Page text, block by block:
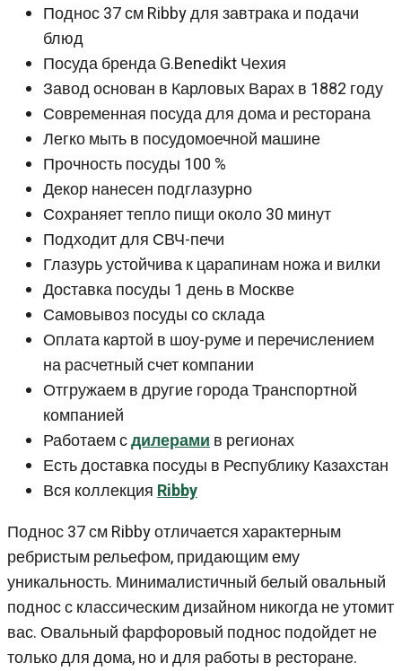
Поднос 37 см Ribby для завтрака и подачи
блюд
Посуда бренда G.Benedikt Чехия
Завод основан в Карловых Варах в 1882 году
Современная посуда для дома и ресторана
Легко мыть в посудомоечной машине
Прочность посуды 100 %
Декор нанесен подглазурно
Сохраняет тепло пищи около 30 минут
Подходит для СВЧ-печи
Глазурь устойчива к царапинам ножа и вилки
Доставка посуды 1 день в Москве
Самовывоз посуды со склада
Оплата картой в шоу-руме и перечислением
на расчетный счет компании
Отгружаем в другие города Транспортной
компанией
Работаем сдилерамив регионах
Есть доставка посуды в Республику Казахстан
Вся коллекцияRibby
Поднос 37 см Ribby отличается характерным
ребристым рельефом, придающим ему
уникальность. Минималистичный белый овальный
поднос с классическим дизайном никогда не утомит
вас. Овальный фарфоровый поднос подойдет не
только для дома, но и для работы в ресторане.